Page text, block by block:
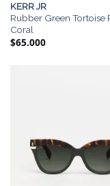
KERR JR
Rubber Green Tortoise
Coral
$65.000